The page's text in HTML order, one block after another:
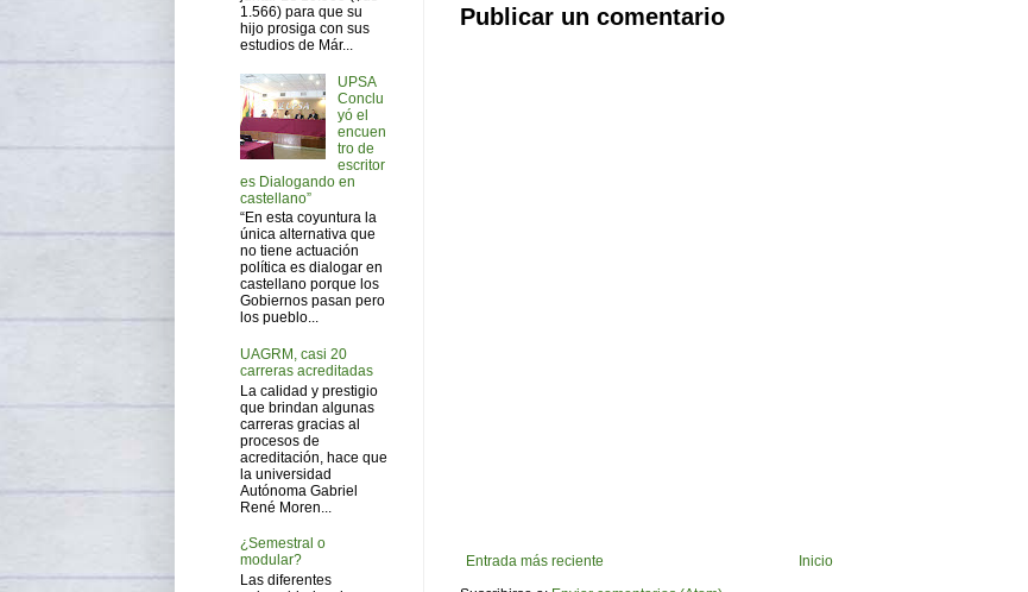
Publicar un comentario
Entrada más reciente
Inicio
1.566) para que su
hijo prosiga con sus
estudios de Már...
UPSA
Conclu
yó el
encuen
tro de
escritor
es Dialogando en
castellano”
“En esta coyuntura la
única alternativa que
no tiene actuación
política es dialogar en
castellano porque los
Gobiernos pasan pero
los pueblo...
UAGRM, casi 20
carreras acreditadas
La calidad y prestigio
que brindan algunas
carreras gracias al
procesos de
acreditación, hace que
la universidad
Autónoma Gabriel
René Moren...
¿Semestral o
modular?
Las diferentes